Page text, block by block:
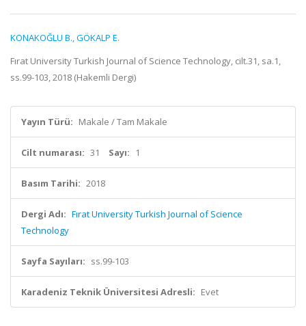
KONAKOĞLU B.,GÖKALP E.
Fırat University Turkish Journal of Science Technology, cilt.31, sa.1,
ss.99-103, 2018 (Hakemli Dergi)
Yayın Türü: Makale / Tam Makale
Cilt numarası: 31 Sayı: 1
Basım Tarihi: 2018
Dergi Adı: Fırat University Turkish Journal of Science
Technology
Sayfa Sayıları: ss.99-103
Karadeniz Teknik Üniversitesi Adresli: Evet